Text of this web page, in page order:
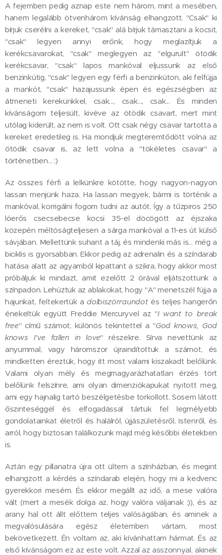
A fejemben pedig aznap este nem három, mint a mesében,
hanem legalább ötvenhárom kívánság elhangzott. "Csak" ki
bírjuk cserélni a kereket, "csak" alá bírjuk támasztani a kocsit,
"csak" legyen annyi erőnk, hogy meglazítjuk a
kerékcsavarokat, "csak" meglegyen az "elgurult" ötödik
kerékcsavar, "csak" lapos mankóval eljussunk az első
benzinkútig, "csak" legyen egy férfi a benzinkúton, aki felfújja
a mankót, "csak" hazajussunk épen és egészségben az
átmeneti kerekünkkel, csak…, csak…, csak... És minden
kívánságom teljesült, kivéve az ötödik csavart, mert mint
utólag kiderült, az nem is volt. Ott csak négy csavar tartotta a
kereket eredetileg is. Ha mondjuk megteremtődött volna az
ötödik csavar is, az lett volna a "tökéletes csavar" a
történetben… :)
Az összes férfi a lelkünkre kötötte, hogy nagyon-nagyon
lassan menjünk haza. Ha lassan megyek, bármi is történik a
mankóval, korrigálni fogom tudni az autót. Így a tűzpiros 250
lóerős csecsebecse kocsi 35-el döcögött az éjszaka
közepén méltóságteljesen a sárga mankóval a 11-es út külső
sávjában. Mellettünk suhant a táj, és mindenki más is… még a
biciklis is gyorsabban. Ekkor pedig az adrenalin és a színdarab
hatása alatt az agyamból kipattant a szikra, hogy akkor most
próbáljuk ki mindazt, amit ezelőtt 2 órával eljátszottunk a
színpadon. Lehúztuk az ablakokat, hogy "A" menetszél fújja a
hajunkat, feltekertük adolbiszörraundotés teljes hangerőn
énekeltük együtt Freddie Mercuryvel az "I want to break
free" című számot, különös tekintettel a "God knows, God
knows I've fallen in love" részekre. Sírva nevettünk az
anyummal, vagy háromszor újraindítottuk a számot, és
mindketten éreztük, hogy itt most valami kiszakadt belőlünk.
Valami olyan mély és megmagyarázhatatlan érzés tört
belőlünk felszínre, ami olyan dimenziókapukat nyitott meg,
ami egy hajnalig tartó beszélgetésbe torkollott. Sosem látott
őszinteséggel és elfogadással tártuk fel legmélyebb
gondolatainkat életről és halálról, újjászületésről, Istenről, és
arról, hogy biztosan találkozunk majd még későbbi életekben
is.
Aztán egy pillanatra újra ott ültem a színházban, és megint
elhangzott a kérdés a színdarab elején, hogy mi a kedvenc
gyerekkori mesém. És ekkor megállt az idő, a mese valóra
vált (mert a mesék dolga az, hogy valóra váljanak :)), és az
arany hal ott állt előttem teljes valóságában, és aminek a
megvalósulására egész életemben vártam, most
bekövetkezett. Én voltam az, aki kívánhattam hármat. És az
első kívánságom ez az este volt. Azzal az asszonnyal, akinek